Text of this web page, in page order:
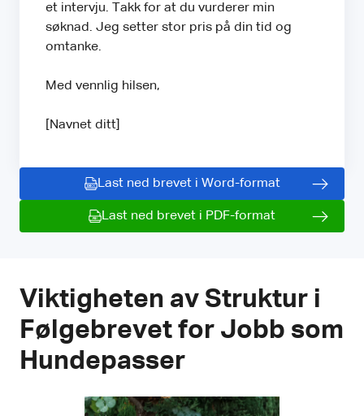
et intervju. Takk for at du vurderer min
søknad. Jeg setter stor pris på din tid og
omtanke.
Med vennlig hilsen,
[Navnet ditt]
Last ned brevet i Word-format
Last ned brevet i PDF-format
Viktigheten av Struktur i
Følgebrevet for Jobb som
Hundepasser